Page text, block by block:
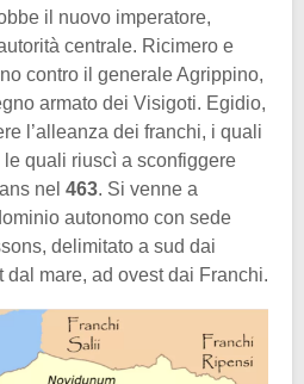
il nuovo imperatore,
centrale. Ricimero e
contro il generale Agrippino,
armato dei Visigoti. Egidio,
l’alleanza dei franchi, i quali
quali riuscì a sconfiggere
nel 463. Si venne a
autonomo con sede
delimitato a sud dai
dal mare, ad ovest dai Franchi.